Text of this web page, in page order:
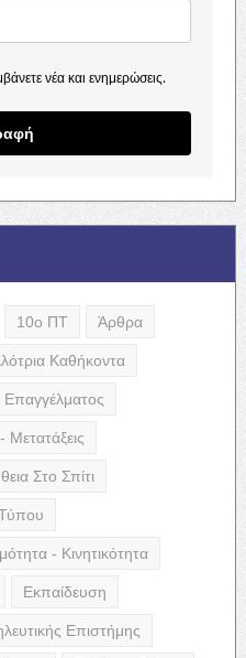
νέα και ενημερώσεις.
10ο ΠΤ Άρθρα
Καθήκοντα
Επαγγέλματος
Στο Σπίτι
- Κινητικότητα
Εκπαίδευση
Επιστήμης